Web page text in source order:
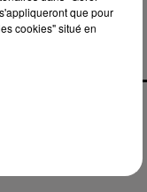
JONAS BLUE
Fast Car
que pour
cookies" situé en